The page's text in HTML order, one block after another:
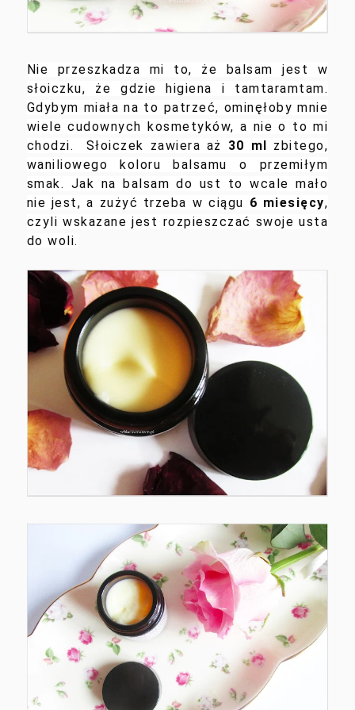
Nie przeszkadza mi to, że balsam jest w
słoiczku, że gdzie higiena i tamtaramtam.
Gdybym miała na to patrzeć, ominęłoby mnie
wiele cudownych kosmetyków, a nie o to mi
chodzi. Słoiczek zawiera aż 30 ml zbitego,
waniliowego koloru balsamu o przemiłym
smak. Jak na balsam do ust to wcale mało
nie jest, a zużyć trzeba w ciągu 6 miesięcy,
czyli wskazane jest rozpieszczać swoje usta
do woli.